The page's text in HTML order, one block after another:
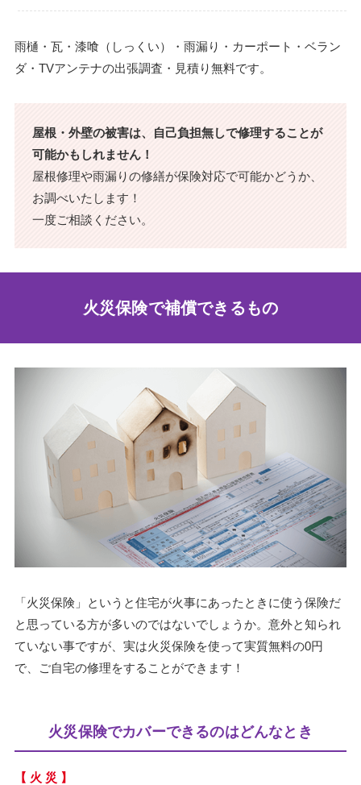
雨樋・瓦・漆喰（しっくい）・雨漏り・カーポート・ベラン
ダ・TVアンテナの出張調査・見積り無料です。
屋根・外壁の被害は、自己負担無しで修理することが
可能かもしれません！
屋根修理や雨漏りの修繕が保険対応で可能かどうか、
お調べいたします！
一度ご相談ください。
火災保険で補償できるもの
「火災保険」というと住宅が火事にあったときに使う保険だ
と思っている方が多いのではないでしょうか。意外と知られ
ていない事ですが、実は火災保険を使って実質無料の0円
で、ご自宅の修理をすることができます！
火災保険でカバーできるのはどんなとき
【 火 災 】